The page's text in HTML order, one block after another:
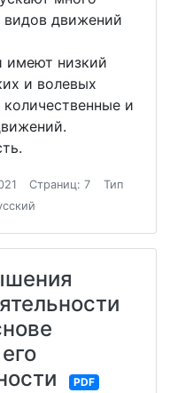
движений
имеют низкий
и волевых
и
Страниц: 7
Тип
PDF